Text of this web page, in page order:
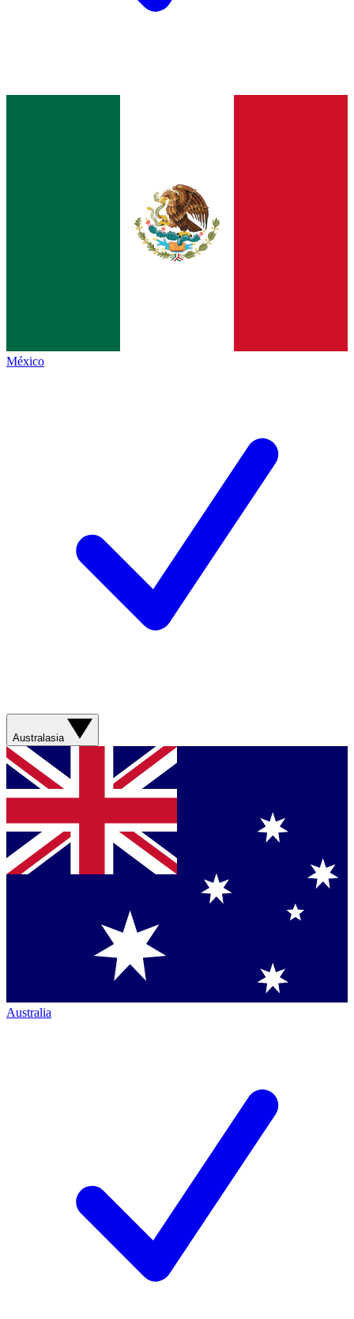
México
Australasia
Australia